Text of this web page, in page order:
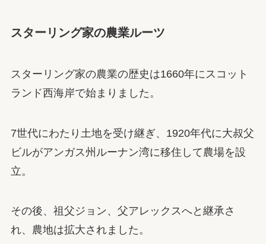
スターリング家の農業ルーツ
スターリング家の農業の歴史は1660年にスコット
ランド西海岸で始まりました。
7世代にわたり土地を受け継ぎ、1920年代に大叔父
ビルがアンガス州ルーナン湾に移住して農場を設
立。
その後、祖父ジョン、父アレックスへと継承さ
れ、農地は拡大されました。